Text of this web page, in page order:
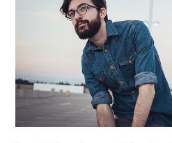
VOYAGE